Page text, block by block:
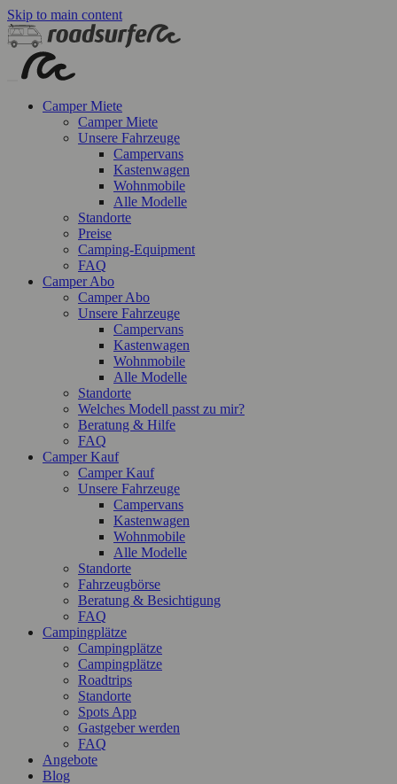
Skip to main content
Camper Miete
Camper Miete
Unsere Fahrzeuge
Campervans
Kastenwagen
Wohnmobile
Alle Modelle
Standorte
Preise
Camping-Equipment
FAQ
Camper Abo
Camper Abo
Unsere Fahrzeuge
Campervans
Kastenwagen
Wohnmobile
Alle Modelle
Standorte
Welches Modell passt zu mir?
Beratung & Hilfe
FAQ
Camper Kauf
Camper Kauf
Unsere Fahrzeuge
Campervans
Kastenwagen
Wohnmobile
Alle Modelle
Standorte
Fahrzeugbörse
Beratung & Besichtigung
FAQ
Campingplätze
Campingplätze
Campingplätze
Roadtrips
Standorte
Spots App
Gastgeber werden
FAQ
Angebote
Blog